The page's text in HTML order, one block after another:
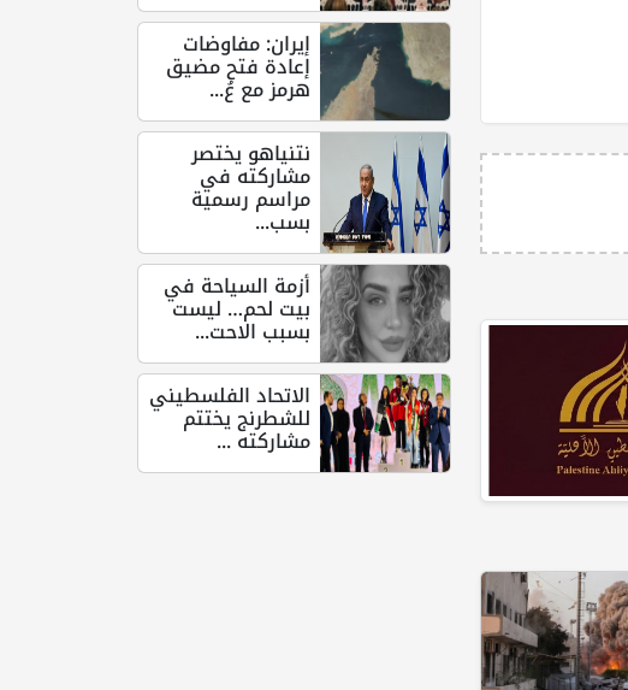
إيران: مفاوضات
إعادة فتح مضيق
هرمز مع عُ...
نتنياهو يختصر
مشاركته في
مراسم رسمية
بسب...
أزمة السياحة في
بيت لحم… ليست
بسبب الاحت...
الاتحاد الفلسطيني
للشطرنج يختتم
مشاركته ...